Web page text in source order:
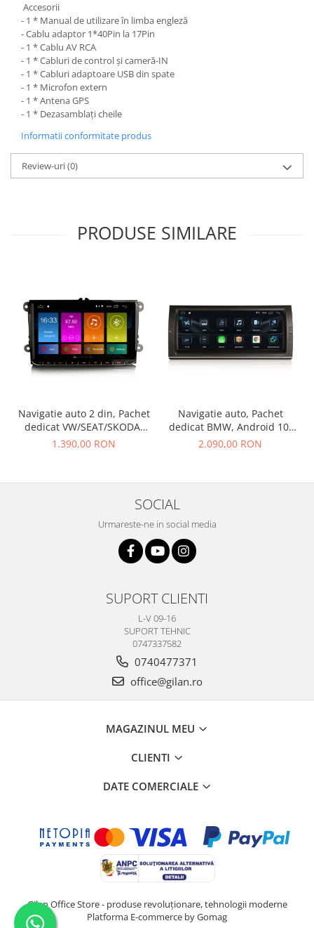
Accesorii
- 1 * Manual de utilizare în limba engleză
- Cablu adaptor 1*40Pin la 17Pin
- 1 * Cablu AV RCA
- 1 * Cabluri de control și cameră-IN
- 1 * Cabluri adaptoare USB din spate
- 1 * Microfon extern
- 1 * Antena GPS
- 1 * Dezasamblați cheile
Informatii conformitate produs
Review-uri(0)
PRODUSE SIMILARE
Navigatie auto 2 din, Pachet
dedicat VW/SEAT/SKODA,
Android 10
1.390,00 RON
Navigatie auto, Pachet
dedicat BMW, Android 10,
GPS, WIFI,DAB+, 2GB RAM,
2.090,00 RON
SOCIAL
Urmareste-ne in social media
SUPORT CLIENTI
L-V 09-16
SUPORT TEHNIC
0747337582
0740477371
office@gilan.ro
MAGAZINUL MEU
CLIENTI
DATE COMERCIALE
Gilan Office Store - produse revoluționare, tehnologii moderne
Platforma E-commerce by Gomag